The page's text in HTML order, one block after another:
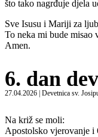
što tako nagrđuje djela
Sve Isusu i Mariji za
To neka mi bude misao
Amen.
6. dan
27.04.2026 | Devetnica sv.
Na križ se moli:
Apostolsko vjerovanje